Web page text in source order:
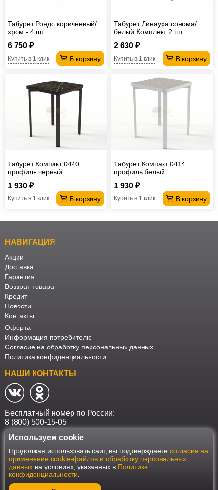
Табурет Рондо коричневый/
хром - 4 шт
6 750 ₽
В корзину
Купить в 1 клик
Табурет Линаура сонома/
белый Комплект 2 шт
2 630 ₽
В корзину
Купить в 1 клик
Табурет Компакт 0440
профиль черный
1 930 ₽
В корзину
Купить в 1 клик
Табурет Компакт 0414
профиль белый
1 930 ₽
В корзину
Купить в 1 клик
НАВИГАЦИЯ
Акции
Доставка
Гарантия
Возврат товара
Кредит
Новости
Контакты
Оферта
Информация потребителю
Согласие на обработку персональных данных
Политика конфиденциальности
НАШИ КОНТАКТЫ
Бесплатный номер по России:
8 (800) 500-15-05
Наш интернет-магазин работает в соответствии с требованиями
Федерального закона от 27 июля 2006 года №152-ФЗ "О персональных
данных". Оформить заказ на сайте Мебеласка возможно только при
наличии согласия на обработку Ваших персональных данных. Для
улучшения работы сайта и его взаимодействия с пользователями мы
используем файлы cookie. Продолжая пользоваться сайтом, вы
Используем cookie
Продолжая использовать сайт, вы подтверждаете согласие на
применение cookie-файлов и обработку персональных
данных на условиях, указанных в Политике
конфиденциальности